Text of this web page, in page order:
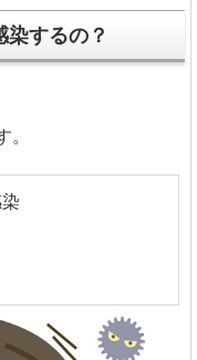
するの？